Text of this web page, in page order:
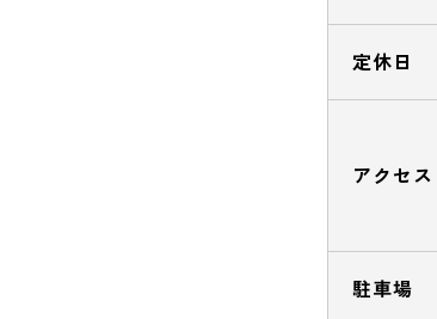
定休日
アクセス
駐車場